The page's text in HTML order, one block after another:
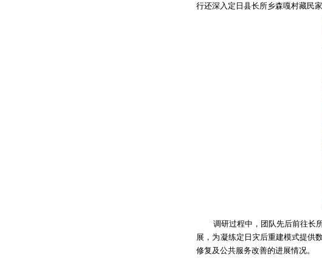
行还深入定日县长所乡森嘎村藏民
调研过程中，团队先后前往长
展，为凝练定日灾后重建模式提供
修复及公共服务改善的进展情况。